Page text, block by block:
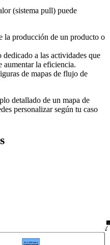
(sistema pull) puede
la producción de un producto o
a las actividades que
aumentar la eficiencia.
de mapas de flujo de
detallado de un mapa de
personalizar según tu caso